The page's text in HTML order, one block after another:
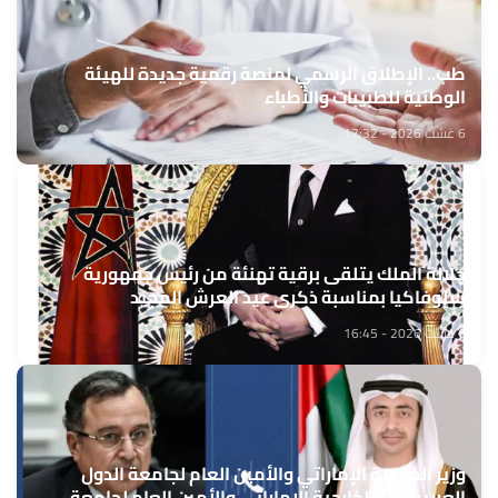
طب.. الإطلاق الرسمي لمنصة رقمية جديدة للهيئة
الوطنية للطبيبات والأطباء
6 غشت 2026 - 17:32
جلالة الملك يتلقى برقية تهنئة من رئيس جمهورية
سلوفاكيا بمناسبة ذكرى عيد العرش المجيد
6 غشت 2026 - 16:45
وزير الخارجية الإماراتي والأمين العام لجامعة الدول